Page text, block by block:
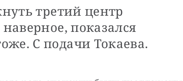
третий центр
показался
С подачи Токаева.